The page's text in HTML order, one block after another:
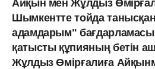
Айқын мен Жұлдыз
Шымкентте тойда
адамдарым"
қатысты құпияның бетін
Жұлдыз Өмірғалиға